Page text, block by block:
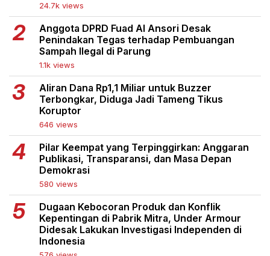
24.7k views
Anggota DPRD Fuad Al Ansori Desak
Penindakan Tegas terhadap Pembuangan
Sampah Ilegal di Parung
1.1k views
Aliran Dana Rp1,1 Miliar untuk Buzzer
Terbongkar, Diduga Jadi Tameng Tikus
Koruptor
646 views
Pilar Keempat yang Terpinggirkan: Anggaran
Publikasi, Transparansi, dan Masa Depan
Demokrasi
580 views
Dugaan Kebocoran Produk dan Konflik
Kepentingan di Pabrik Mitra, Under Armour
Didesak Lakukan Investigasi Independen di
Indonesia